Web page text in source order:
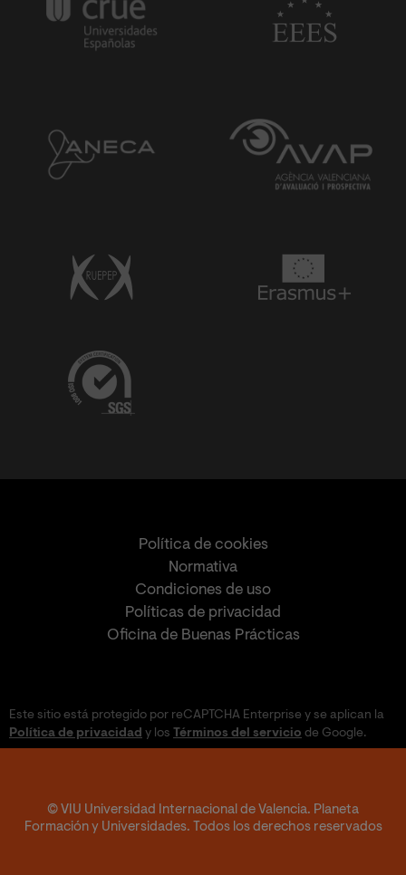
Dr. Juan Francisco Gómez García
Nº investigadores externos: 1
Política de cookies
Normativa
Condiciones de uso
Políticas de privacidad
Oficina de Buenas Prácticas
Este sitio está protegido por reCAPTCHA Enterprise y se aplican la
Política de privacidad y los Términos del servicio de Google.
© VIU Universidad Internacional de Valencia. Planeta
Formación y Universidades. Todos los derechos reservados